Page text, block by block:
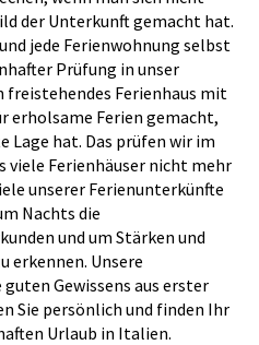
der Unterkunft gemacht hat.
jede Ferienwohnung selbst
Prüfung in unser
Ferienhaus mit
erholsame Ferien gemacht,
Lage hat. Das prüfen wir im
viele Ferienhäuser nicht mehr
unserer Ferienunterkünfte
Nachts die
und um Stärken und
erkennen. Unsere
Gewissens aus erster
Sie persönlich und finden Ihr
Urlaub in Italien.